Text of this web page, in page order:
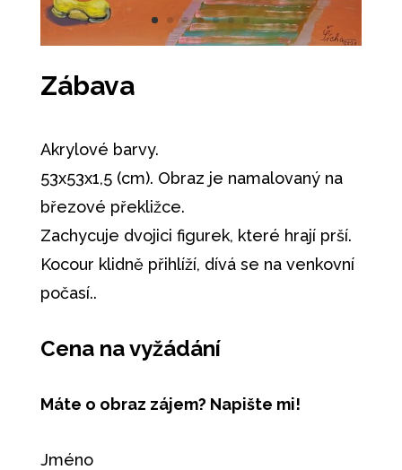
Zábava
Akrylové barvy.
53x53x1,5 (cm). Obraz je namalovaný na
březové překližce.
Zachycuje dvojici figurek, které hrají prší.
Kocour klidně přihlíží, dívá se na venkovní
počasí..
Cena na vyžádání
Máte o obraz zájem? Napište mi!
Jméno